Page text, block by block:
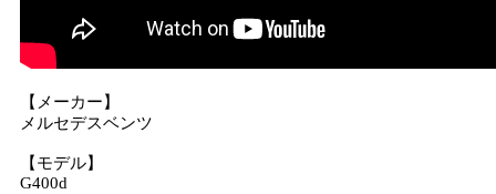
【メーカー】
メルセデスベンツ
【モデル】
G400d